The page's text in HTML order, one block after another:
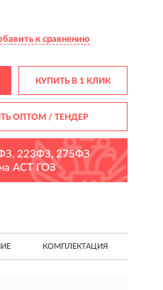
к сравнению
КУПИТЬ В 1 КЛИК
ОПТОМ/ ТЕНДЕР
223ФЗ, 275ФЗ
АСТ ГОЗ
КОМПЛЕКТАЦИЯ